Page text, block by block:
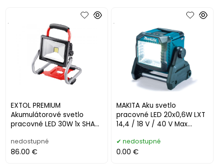
EXTOL PREMIUM
Akumulátorové svetlo
pracovné LED 30W 1x SHARE
.
nedostupné
86.00 €
MAKITA Aku svetlo
pracovné LED 20x0,6W LXT
14,4 / 18 V / 40 V Max
.
nedostupné
0.00 €